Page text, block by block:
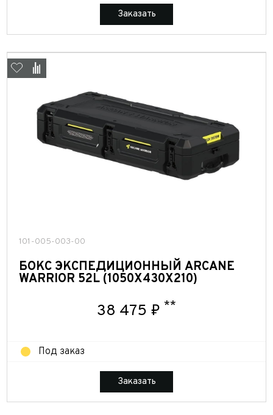
Заказать
101-005-003-00
БОКС ЭКСПЕДИЦИОННЫЙ ARCANE
WARRIOR 52L (1050Х430Х210)
38 475 ₽ **
Под заказ
Заказать